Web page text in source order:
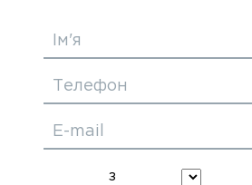
Ім'я
Телефон
E-mail
з